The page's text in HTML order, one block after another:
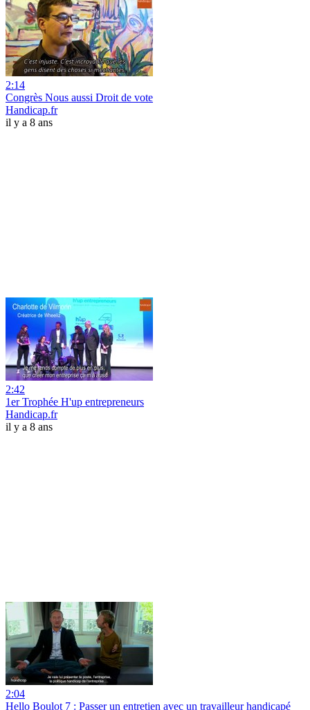
2:14
Congrès Nous aussi Droit de vote
Handicap.fr
il y a 8 ans
2:42
1er Trophée H'up entrepreneurs
Handicap.fr
il y a 8 ans
2:04
Hello Boulot 7 : Passer un entretien avec un travailleur handicapé